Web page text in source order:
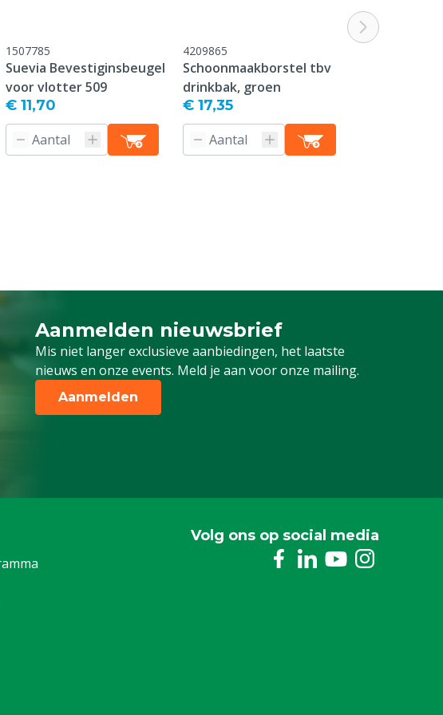
1507785
Suevia Bevestiginsbeugel
voor vlotter 509
€ 11,70
4209865
Schoonmaakborstel tbv
drinkbak, groen
€ 17,35
Aanmelden nieuwsbrief
Mis niet langer exclusieve aanbiedingen, het laatste
nieuws en onze events. Meld je aan voor onze mailing.
Schrijf je in voor onze nieuwsbrief
Aanmelden
Volg ons op social media